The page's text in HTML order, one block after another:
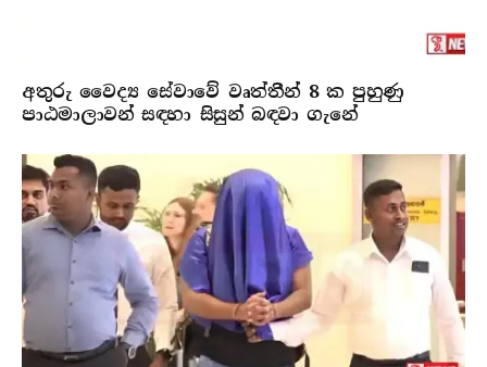
අතුරු වෛද්‍ය සේවාවේ වෘත්තීන් 8 ක පුහුණු
පාඨමාලාවන් සඳහා සිසුන් බඳවා ගැනේ